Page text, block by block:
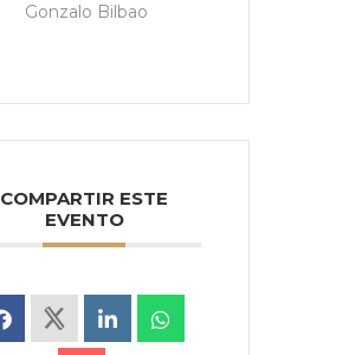
Gonzalo Bilbao
COMPARTIR ESTE
EVENTO